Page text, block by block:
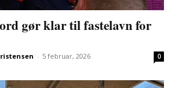
gør klar til fastelavn for
- 5 februar, 2026 0